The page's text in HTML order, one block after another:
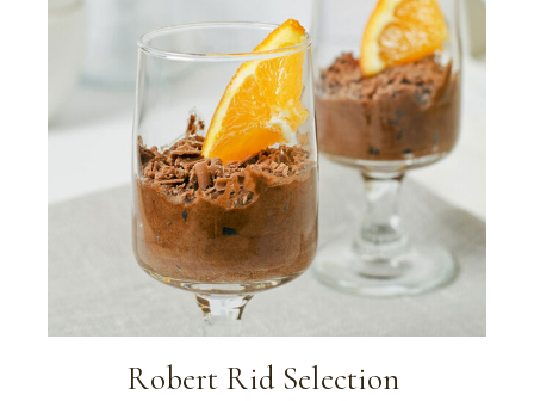
Robert Rid Selection